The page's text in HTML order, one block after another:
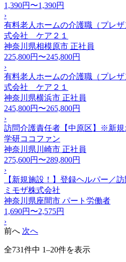
1,390円〜1,390円
›
有料老人ホームの介護職（プレ
式会社 ケア２１
神奈川県相模原市 正社員
225,800円〜245,800円
›
有料老人ホームの介護職（プレ
式会社 ケア２１
神奈川県横浜市 正社員
245,800円〜265,800円
›
訪問介護責任者【中原区】※新
学研ココファン
神奈川県川崎市 正社員
275,600円〜289,800円
›
【新規施設！】登録ヘルパー／
ミモザ株式会社
神奈川県座間市 パート労働者
1,690円〜2,575円
›
前へ 次へ
全731件中 1–20件を表示